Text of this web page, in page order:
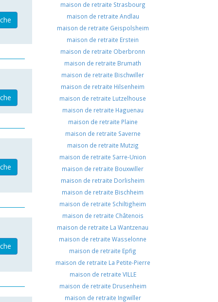
maison de retraite Strasbourg
maison de retraite Andlau
maison de retraite Geispolsheim
maison de retraite Erstein
maison de retraite Oberbronn
maison de retraite Brumath
maison de retraite Bischwiller
maison de retraite Hilsenheim
maison de retraite Lutzelhouse
maison de retraite Haguenau
maison de retraite Plaine
maison de retraite Saverne
maison de retraite Mutzig
maison de retraite Sarre-Union
maison de retraite Bouxwiller
maison de retraite Dorlisheim
maison de retraite Bischheim
maison de retraite Schiltigheim
maison de retraite Châtenois
maison de retraite La Wantzenau
maison de retraite Wasselonne
maison de retraite Epfig
maison de retraite La Petite-Pierre
maison de retraite VILLE
maison de retraite Drusenheim
maison de retraite Ingwiller